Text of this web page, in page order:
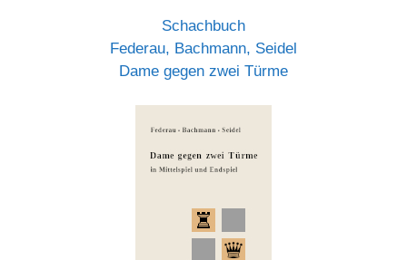
Schachbuch
Federau, Bachmann, Seidel
Dame gegen zwei Türme